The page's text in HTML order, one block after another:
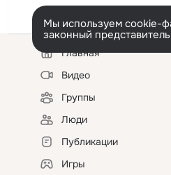
Мы используем cookie-
законный
Левая
колонкаГлавная
Видео
Группы
Люди
Публикации
Игры